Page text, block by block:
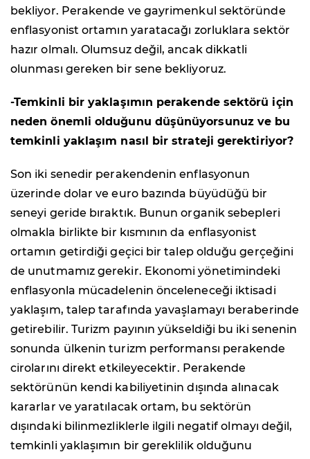
bekliyor. Perakende ve gayrimenkul sektöründe
enflasyonist ortamın yaratacağı zorluklara sektör
hazır olmalı. Olumsuz değil, ancak dikkatli
olunması gereken bir sene bekliyoruz.
-Temkinli bir yaklaşımın perakende sektörü için
neden önemli olduğunu düşünüyorsunuz ve bu
temkinli yaklaşım nasıl bir strateji gerektiriyor?
Son iki senedir perakendenin enflasyonun
üzerinde dolar ve euro bazında büyüdüğü bir
seneyi geride bıraktık. Bunun organik sebepleri
olmakla birlikte bir kısmının da enflasyonist
ortamın getirdiği geçici bir talep olduğu gerçeğini
de unutmamız gerekir. Ekonomi yönetimindeki
enflasyonla mücadelenin önceleneceği iktisadi
yaklaşım, talep tarafında yavaşlamayı beraberinde
getirebilir. Turizm payının yükseldiği bu iki senenin
sonunda ülkenin turizm performansı perakende
cirolarını direkt etkileyecektir. Perakende
sektörünün kendi kabiliyetinin dışında alınacak
kararlar ve yaratılacak ortam, bu sektörün
dışındaki bilinmezliklerle ilgili negatif olmayı değil,
temkinli yaklaşımın bir gereklilik olduğunu